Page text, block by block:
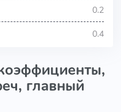
0.2
0.4
главный